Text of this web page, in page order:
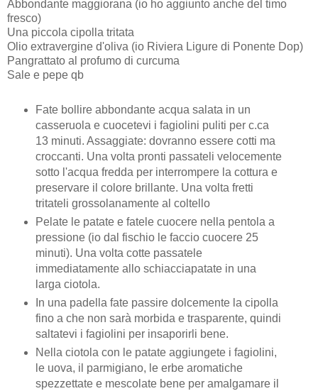
Abbondante maggiorana (io ho aggiunto anche del timo
fresco)
Una piccola cipolla tritata
Olio extravergine d'oliva (io Riviera Ligure di Ponente Dop)
Pangrattato al profumo di curcuma
Sale e pepe qb
Fate bollire abbondante acqua salata in un
casseruola e cuocetevi i fagiolini puliti per c.ca
13 minuti. Assaggiate: dovranno essere cotti ma
croccanti. Una volta pronti passateli velocemente
sotto l'acqua fredda per interrompere la cottura e
preservare il colore brillante. Una volta fretti
tritateli grossolanamente al coltello
Pelate le patate e fatele cuocere nella pentola a
pressione (io dal fischio le faccio cuocere 25
minuti). Una volta cotte passatele
immediatamente allo schiacciapatate in una
larga ciotola.
In una padella fate passire dolcemente la cipolla
fino a che non sarà morbida e trasparente, quindi
saltatevi i fagiolini per insaporirli bene.
Nella ciotola con le patate aggiungete i fagiolini,
le uova, il parmigiano, le erbe aromatiche
spezzettate e mescolate bene per amalgamare il